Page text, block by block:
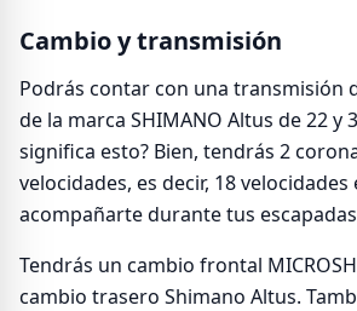
Cambio y transmisión
Podrás contar con una transmisión
de la marca SHIMANO Altus de 22 y
significa esto? Bien, tendrás 2
velocidades, es decir, 18
acompañarte durante tus
Tendrás un cambio frontal
cambio trasero Shimano Altus.